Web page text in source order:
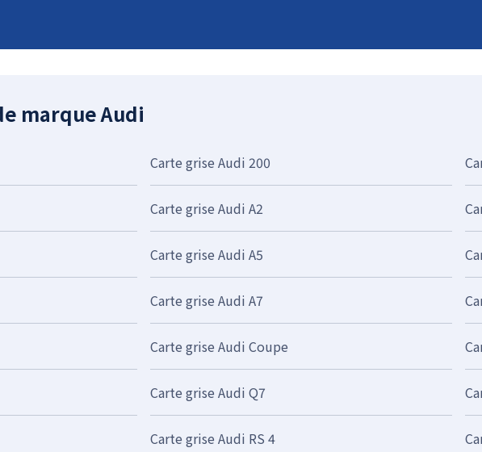
marque Audi
Carte grise Audi 200
Carte grise Audi A2
Carte grise Audi A5
Carte grise Audi A7
Carte grise Audi Coupe
Carte grise Audi Q7
Carte grise Audi RS 4